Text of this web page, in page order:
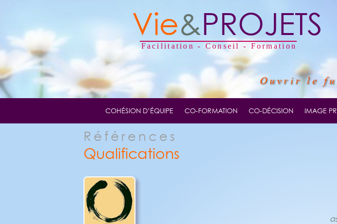
Vie&PROJETS
Facilitation - Conseil - Formation
Ouvrir le
COHÉSION D’ÉQUIPE CO-FORMATION CO-DÉCISION IMAGE
Références
Qualifications